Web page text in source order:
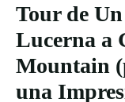
Tour de
Lucerna a
Mountain
una